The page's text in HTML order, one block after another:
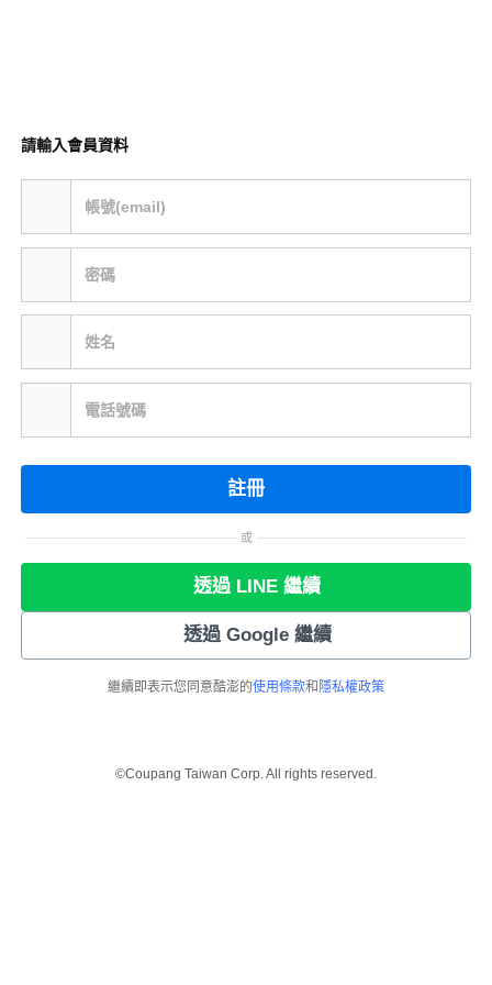
請輸入會員資料
帳號(email)
密碼
姓名
電話號碼
註冊
或
透過 LINE 繼續
透過 Google 繼續
繼續即表示您同意酷澎的使用條款和 隱私權政策
©Coupang Taiwan Corp. All rights reserved.